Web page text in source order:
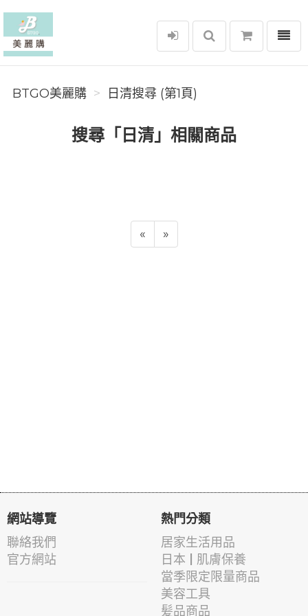
BTGO美麗購
選單
BTGO美麗購 日清搜尋 (第1頁)
搜尋「日清」相關商品
« »
網站導覽
聯絡我們
官方網站
熱門分類
居家生活用品
日本 | 肌膚保養
當季限定限量商品
美容工具
髪品商品